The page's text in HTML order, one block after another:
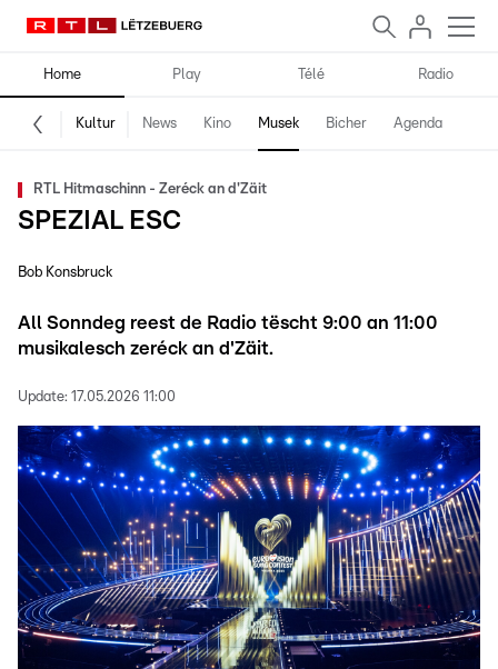
Home Play Télé Radio
Kultur News Kino Musek Bicher Agenda
RTL Hitmaschinn - Zeréck an d'Zäit
SPEZIAL ESC
Bob Konsbruck
All Sonndeg reest de Radio tëscht 9:00 an 11:00
musikalesch zeréck an d'Zäit.
Update: 17.05.2026 11:00